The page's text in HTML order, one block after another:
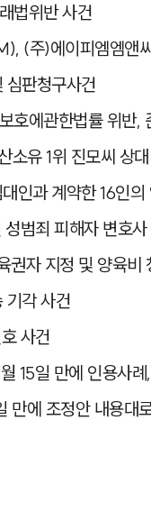
법위반 사건
(주)에이피엠엠앤
심판청구사건
호에관한법률 위반,
소유 1위 진모씨 상
인과 계약한 16인
범죄 피해자 변호
권자 지정 및 양육비
기각 사건
사건
15일 만에 인용사
만에 조정안 내용대